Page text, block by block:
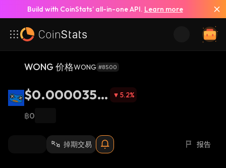
Build with CoinStats’ all-in-one API. Learn more
WONG 价格WONG #8500
$0.0000355
5
5.2%
฿0
掉期交易 报告